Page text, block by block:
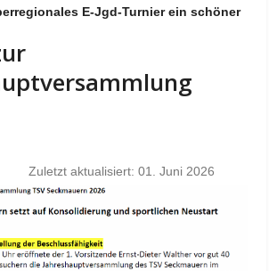
E-Jgd-Turnier ein schöner
Zuletzt aktualisiert: 01. Juni 2026